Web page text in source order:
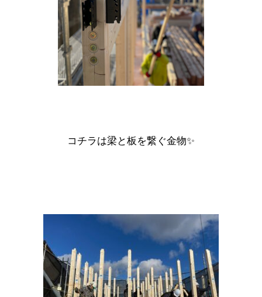
コチラは梁と板を繋ぐ金物✨